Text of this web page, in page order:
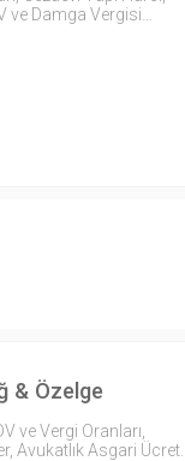
ve Damga Vergisi…
& Özelge
ve Vergi Oranları,
Avukatlık Asgari Ücret…